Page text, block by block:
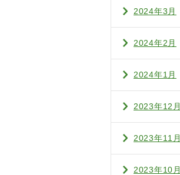
2024年3月
2024年2月
2024年1月
2023年12月
2023年11月
2023年10月